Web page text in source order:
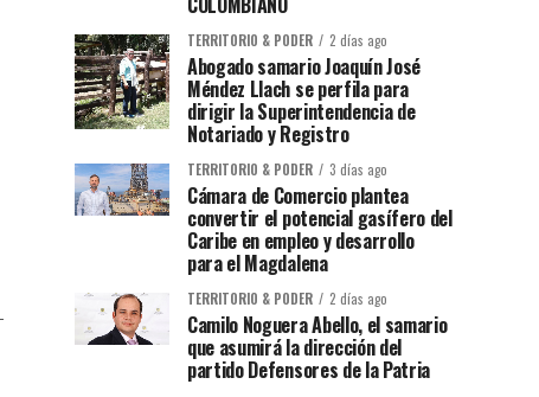
TERRITORIO & PODER 2 días ago
Abogado samario Joaquín José
Méndez Llach se perfila para
dirigir la Superintendencia de
Notariado y Registro
TERRITORIO & PODER 3 días ago
Cámara de Comercio plantea
convertir el potencial gasífero del
Caribe en empleo y desarrollo
para el Magdalena
TERRITORIO & PODER 2 días ago
Camilo Noguera Abello, el samario
que asumirá la dirección del
partido Defensores de la Patria